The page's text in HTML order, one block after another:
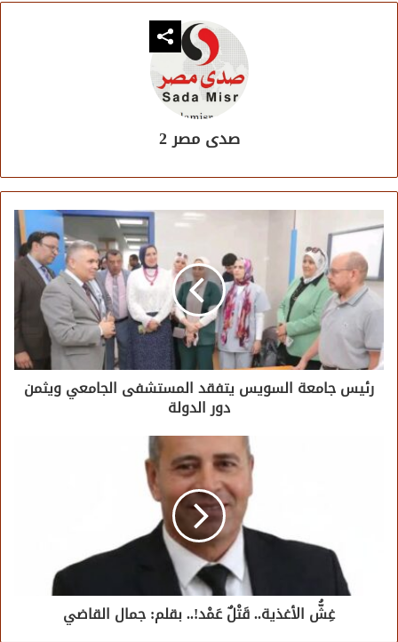
صدى مصر 2
رئيس جامعة السويس يتفقد المستشفى الجامعي ويثمن
دور الدولة
غِشُّ الأغذية.. قَتْلٌ عَمْد!.. ​بقلم: جمال القاضي